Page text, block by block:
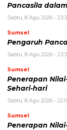
Pancasila
Sabtu, 8 Agu 2026 -
Sumsel
Pengaruh
Sabtu, 8 Agu 2026 -
Sumsel
Penerapan
Sehari-hari
Sabtu, 8 Agu 2026 -
Sumsel
Penerapan